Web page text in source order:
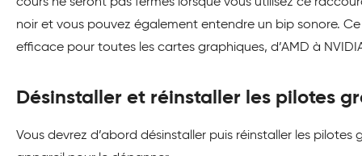
noir et vous pouvez également entendre un bip sonore.
efficace pour toutes les cartes graphiques, d’AMD à
Désinstaller et réinstaller les pilotes
Vous devrez d’abord désinstaller puis réinstaller les pilotes